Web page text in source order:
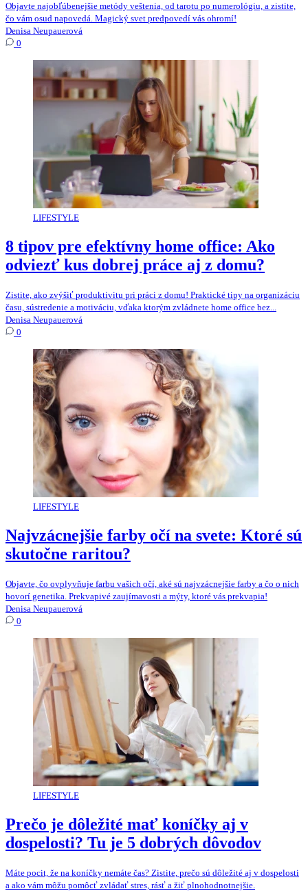
Objavte najobľúbenejšie metódy veštenia, od tarotu po numerológiu, a zistite,
čo vám osud napovedá. Magický svet predpovedí vás ohromí!
Denisa Neupauerová
0
LIFESTYLE
8 tipov pre efektívny home office: Ako
odviezť kus dobrej práce aj z domu?
Zistite, ako zvýšiť produktivitu pri práci z domu! Praktické tipy na organizáciu
času, sústredenie a motiváciu, vďaka ktorým zvládnete home office bez...
Denisa Neupauerová
0
LIFESTYLE
Najvzácnejšie farby očí na svete: Ktoré sú
skutočne raritou?
Objavte, čo ovplyvňuje farbu vašich očí, aké sú najvzácnejšie farby a čo o nich
hovorí genetika. Prekvapivé zaujímavosti a mýty, ktoré vás prekvapia!
Denisa Neupauerová
0
LIFESTYLE
Prečo je dôležité mať koníčky aj v
dospelosti? Tu je 5 dobrých dôvodov
Máte pocit, že na koníčky nemáte čas? Zistite, prečo sú dôležité aj v dospelosti
a ako vám môžu pomôcť zvládať stres, rásť a žiť plnohodnotnejšie.